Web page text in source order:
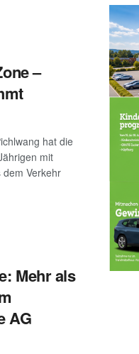
–
hat die
mit
Verkehr
Mehr als
AG